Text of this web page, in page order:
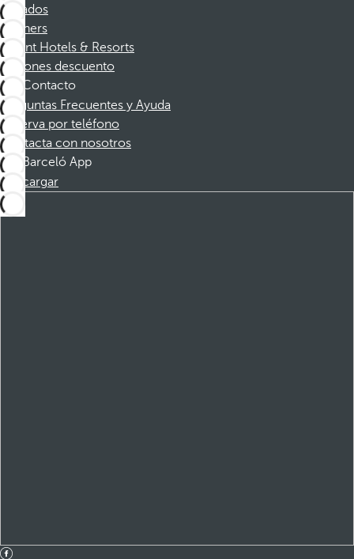
Afiliados
Partners
Dorint Hotels & Resorts
Cupones descuento
Contacto
Preguntas Frecuentes y Ayuda
Reserva por teléfono
Contacta con nosotros
Barceló App
Descargar